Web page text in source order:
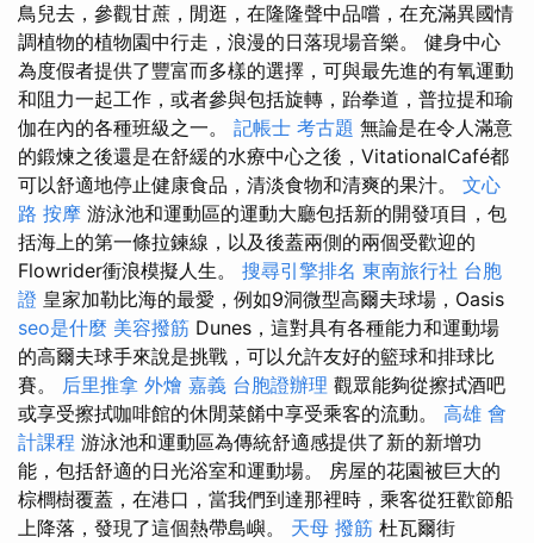
鳥兒去，參觀甘蔗，閒逛，在隆隆聲中品嚐，在充滿異國情
調植物的植物園中行走，浪漫的日落現場音樂。 健身中心
為度假者提供了豐富而多樣的選擇，可與最先進的有氧運動
和阻力一起工作，或者參與包括旋轉，跆拳道，普拉提和瑜
伽在內的各種班級之一。 記帳士 考古題 無論是在令人滿意
的鍛煉之後還是在舒緩的水療中心之後，VitationalCafé都
可以舒適地停止健康食品，清淡食物和清爽的果汁。 文心
路 按摩 游泳池和運動區的運動大廳包括新的開發項目，包
括海上的第一條拉鍊線，以及後蓋兩側的兩個受歡迎的
Flowrider衝浪模擬人生。 搜尋引擎排名 東南旅行社 台胞
證 皇家加勒比海的最愛，例如9洞微型高爾夫球場，Oasis
seo是什麼 美容撥筋 Dunes，這對具有各種能力和運動場
的高爾夫球手來說是挑戰，可以允許友好的籃球和排球比
賽。 后里推拿 外燴 嘉義 台胞證辦理 觀眾能夠從擦拭酒吧
或享受擦拭咖啡館的休閒菜餚中享受乘客的流動。 高雄 會
計課程 游泳池和運動區為傳統舒適感提供了新的新增功
能，包括舒適的日光浴室和運動場。 房屋的花園被巨大的
棕櫚樹覆蓋，在港口，當我們到達那裡時，乘客從狂歡節船
上降落，發現了這個熱帶島嶼。 天母 撥筋 杜瓦爾街